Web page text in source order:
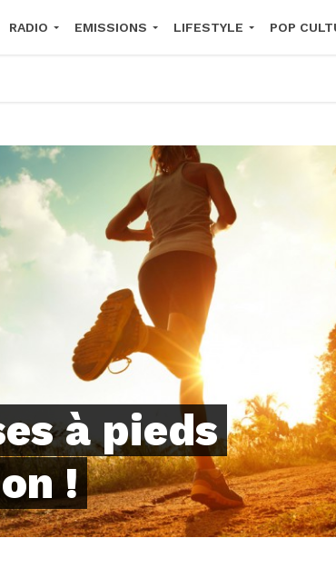
RADIO EMISSIONS LIFESTYLE POP
à pieds
!